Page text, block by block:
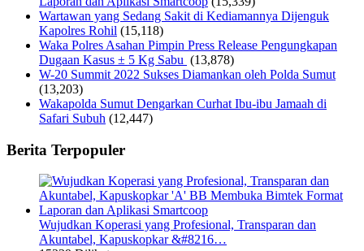
Wartawan yang Sedang Sakit di Kediamannya Dijenguk
Kapolres Rohil (15,118)
Waka Polres Asahan Pimpin Press Release Pengungkapan
Dugaan Kasus ± 5 Kg Sabu (13,878)
W-20 Summit 2022 Sukses Diamankan oleh Polda Sumut
(13,203)
Wakapolda Sumut Dengarkan Curhat Ibu-ibu Jamaah di
Safari Subuh (12,447)
Berita Terpopuler
Wujudkan Koperasi yang Profesional, Transparan dan
Akuntabel, Kapuskopkar &#8216…